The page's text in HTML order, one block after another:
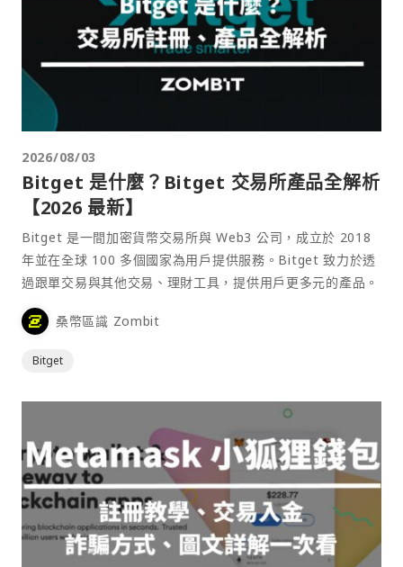
2026/08/03
Bitget 是什麼？Bitget 交易所產品全解析
【2026 最新】
Bitget 是一間加密貨幣交易所與 Web3 公司，成立於 2018
年並在全球 100 多個國家為用戶提供服務。Bitget 致力於透
過跟單交易與其他交易、理財工具，提供用戶更多元的產品。
桑幣區識 Zombit
Bitget